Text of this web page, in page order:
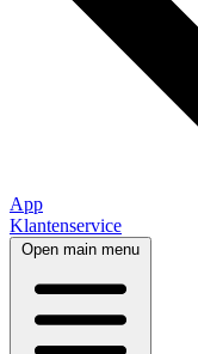
App
Klantenservice
Open main menu